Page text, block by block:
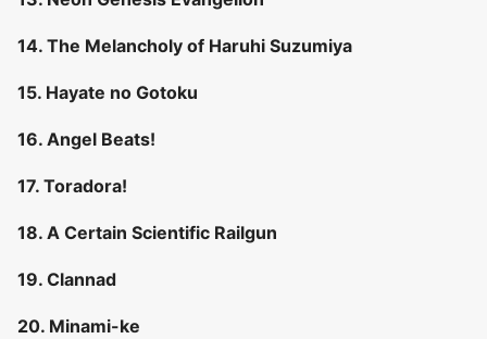
14. The Melancholy of Haruhi Suzumiya
15. Hayate no Gotoku
16. Angel Beats!
17. Toradora!
18. A Certain Scientific Railgun
19. Clannad
20. Minami-ke